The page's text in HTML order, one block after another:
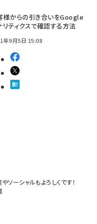
様からの引き合いをGoogle
リティクスで確認する方法
年9月5日 15:08
ーシャルもよろしくです！